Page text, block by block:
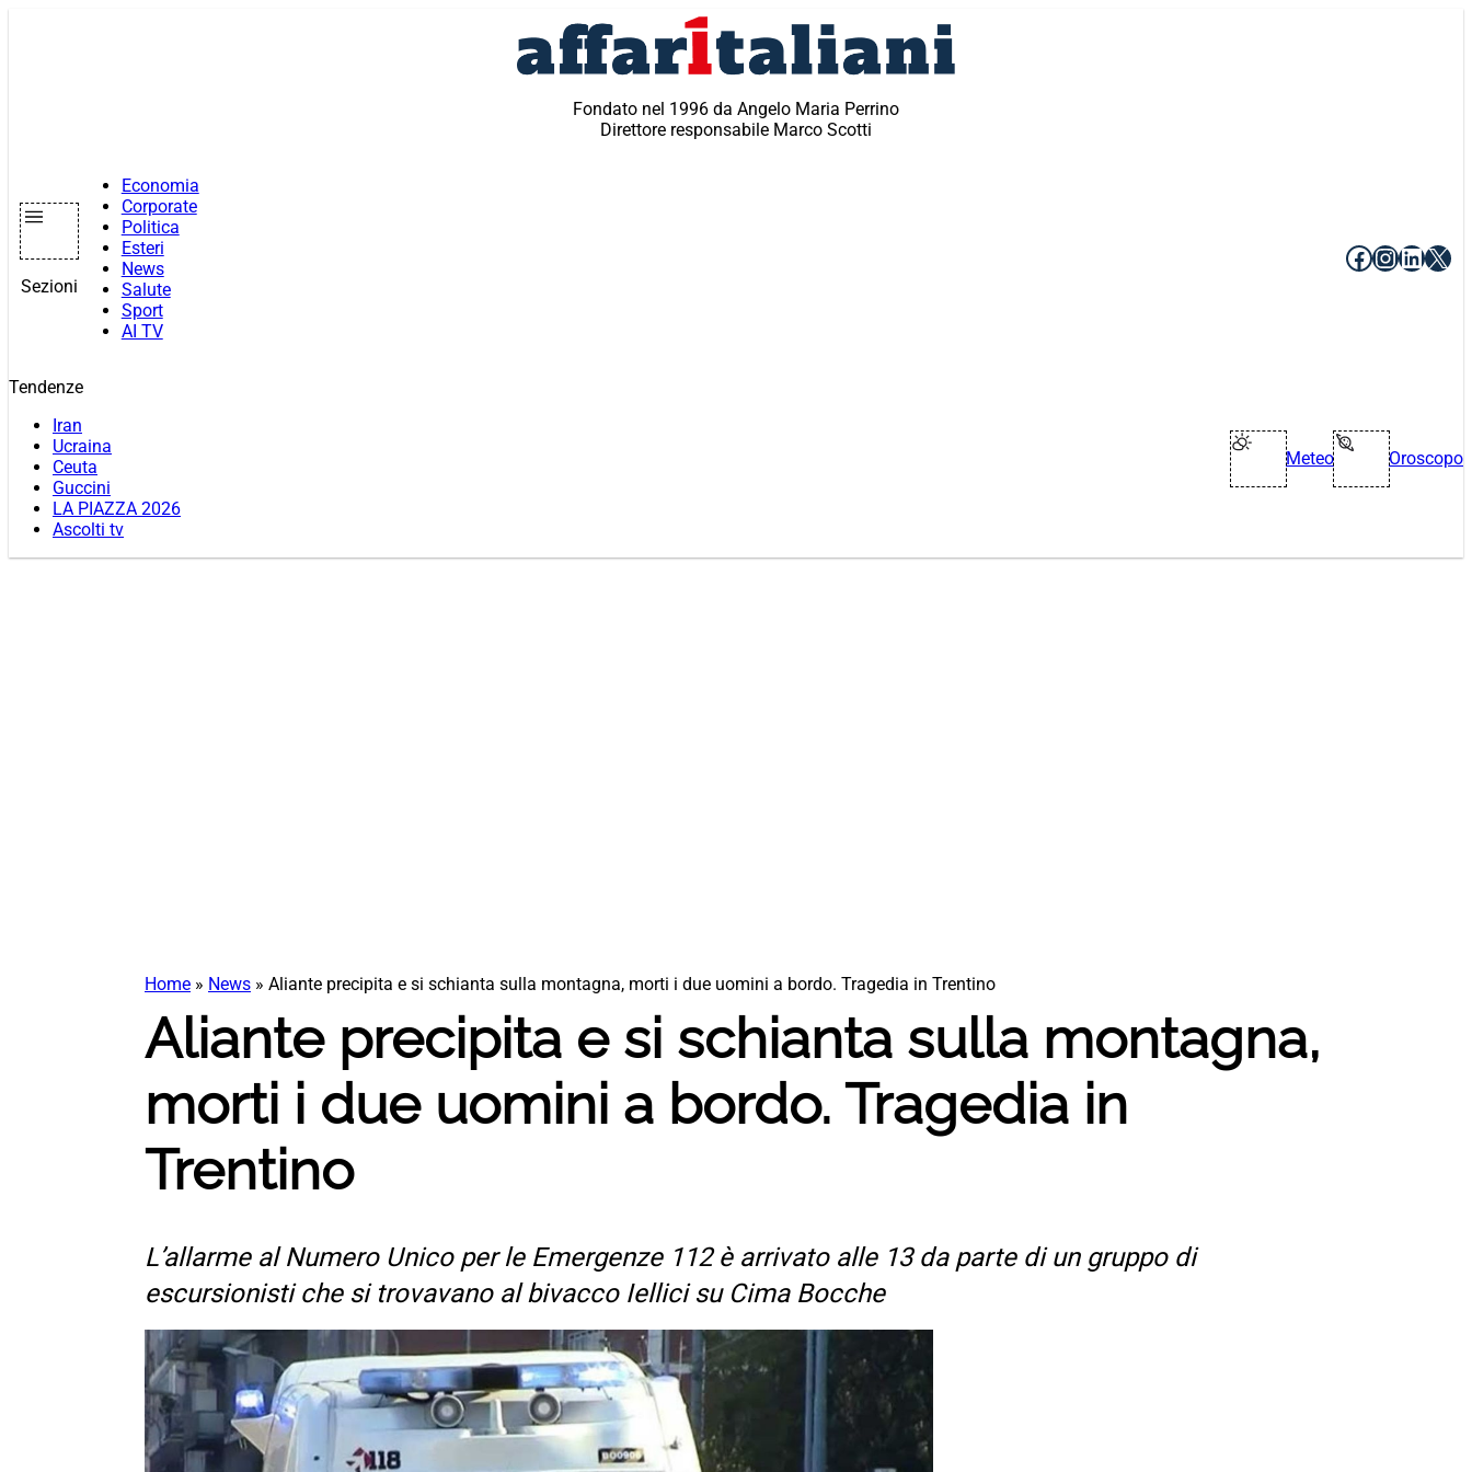
Fondato nel 1996 da Angelo Maria Perrino
Direttore responsabile Marco Scotti
Sezioni
Economia
Corporate
Politica
Esteri
News
Salute
Sport
AI TV
Facebook
X
Tendenze
Iran
Ucraina
Ceuta
Guccini
LA PIAZZA 2026
Ascolti tv
Meteo Oroscopo
Home » News » Aliante precipita e si schianta sulla montagna, morti i due uomini a bordo. Tragedia in Trentino
Aliante precipita e si schianta sulla montagna,
morti i due uomini a bordo. Tragedia in
Trentino
L’allarme al Numero Unico per le Emergenze 112 è arrivato alle 13 da parte di un gruppo di
escursionisti che si trovavano al bivacco Iellici su Cima Bocche